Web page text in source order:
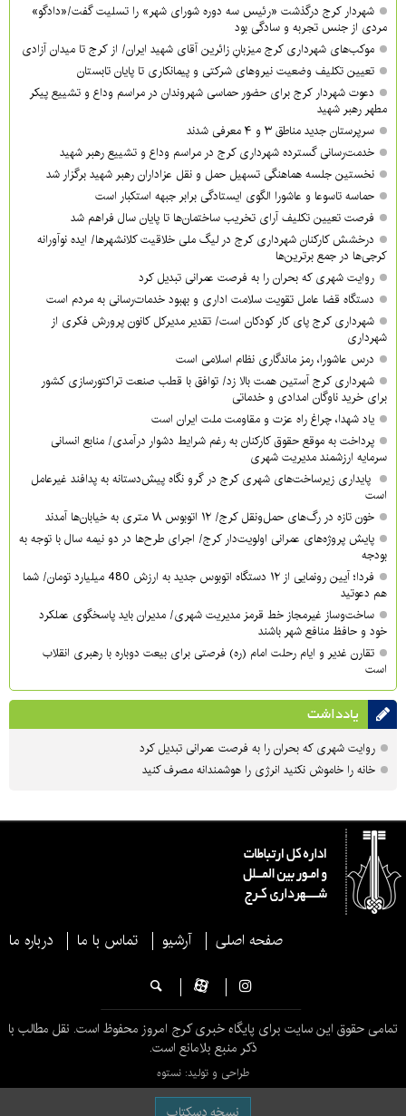
شهردار کرج درگذشت «رئیس سه دوره شورای شهر» را تسلیت گفت/«دادگو»
مردی از جنس تجربه و سادگی بود
موکب‌های شهرداری کرج میزبانِ زائرین آقای شهید ایران/ از کرج تا میدان آزادی
تعیین تکلیف وضعیت نیروهای شرکتی و پیمانکاری تا پایان تابستان
دعوت شهردار کرج برای حضور حماسی شهروندان در مراسم وداع و تشییع پیکر
مطهر رهبر شهید
سرپرستان جدید مناطق ۳ و ۴ معرفی شدند
خدمت‌رسانی گسترده شهرداری کرج در مراسم وداع و تشییع رهبر شهید
نخستین جلسه هماهنگی تسهیل حمل و نقل عزاداران رهبر شهید برگزار شد
حماسه تاسوعا و عاشورا الگوی ایستادگی برابر جبهه استکبار است
فرصت تعیین تکلیف آرای تخریب ساختمان‌ها تا پایان سال فراهم شد
درخشش کارکنان شهرداری کرج در لیگ ملی خلاقیت کلانشهرها/ ایده نوآورانه
کرجی‌ها در جمع برترین‌ها
روایت شهری که بحران را به فرصت عمرانی تبدیل کرد
دستگاه قضا عامل تقویت سلامت اداری و بهبود خدمات‌رسانی به مردم است
شهرداری کرج پای کار کودکان است/ تقدیر مدیرکل کانون پرورش فکری از
شهرداری
درس عاشورا، رمز ماندگاری نظام اسلامی است
شهرداری کرج آستین همت بالا زد/ توافق با قطب صنعت تراکتورسازی کشور
برای خرید ناوگان امدادی و خدماتی
یاد شهدا، چراغ راه عزت و مقاومت ملت ایران است
پرداخت به موقع حقوق کارکنان به رغم شرایط دشوار درآمدی/ منابع انسانی
سرمایه ارزشمند مدیریت شهری
پایداری زیرساخت‌های شهری کرج در گرو نگاه پیش‌دستانه به پدافند غیرعامل
است
خون تازه در رگ‌های حمل‌ونقل کرج/ ۱۲ اتوبوس ۱۸ متری به خیابان‌ها آمدند
پایش پروژه‌های عمرانی اولویت‌دار کرج/ اجرای طرح‌ها در دو نیمه سال با توجه به
بودجه
فردا؛ آیین رونمایی از ۱۲ دستگاه اتوبوس جدید به ارزش 480 میلیارد تومان/ شما
هم دعوتید
ساخت‌وساز غیرمجاز خط قرمز مدیریت شهری‌/ مدیران باید پاسخگوی عملکرد
خود و حافظ منافع شهر باشند
تقارن غدیر و ایام رحلت امام (ره) فرصتی برای بیعت دوباره با رهبری انقلاب
است
یادداشت
روایت شهری که بحران را به فرصت عمرانی تبدیل کرد
خانه را خاموش نکنید انرژی را هوشمندانه مصرف کنید
صفحه اصلی آرشیو تماس با ما درباره ما
تمامی حقوق این سایت برای پایگاه خبری کرج امروز محفوظ است. نقل مطالب با
ذکر منبع بلامانع است.
طراحی و تولید: نستوه